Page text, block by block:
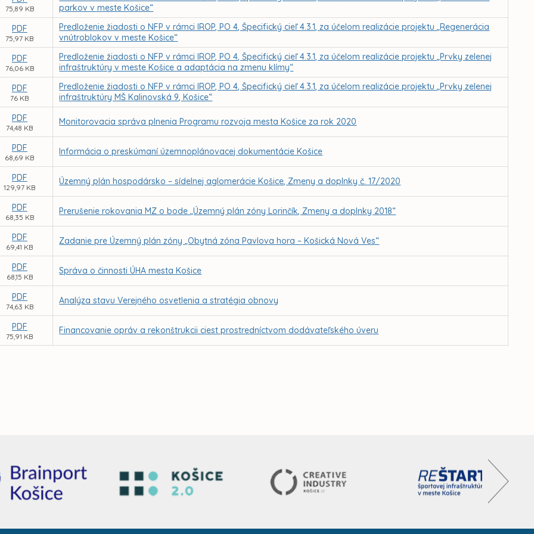
75,89 KB
parkov v meste Košice“
PDF
75,97 KB
Predloženie žiadosti o NFP v rámci IROP, PO 4, Špecifický cieľ 4.3.1, za účelom realizácie projektu „Regenerácia
vnútroblokov v meste Košice“
PDF
76,06 KB
Predloženie žiadosti o NFP v rámci IROP, PO 4, Špecifický cieľ 4.3.1, za účelom realizácie projektu „Prvky zelenej
infraštruktúry v meste Košice a adaptácia na zmenu klímy“
PDF
76 KB
Predloženie žiadosti o NFP v rámci IROP, PO 4, Špecifický cieľ 4.3.1, za účelom realizácie projektu „Prvky zelenej
infraštruktúry MŠ Kalinovská 9, Košice“
PDF
74,48 KB
Monitorovacia správa plnenia Programu rozvoja mesta Košice za rok 2020
PDF
68,69 KB
Informácia o preskúmaní územnoplánovacej dokumentácie Košice
PDF
129,97 KB
Územný plán hospodársko – sídelnej aglomerácie Košice, Zmeny a doplnky č. 17/2020
PDF
68,35 KB
Prerušenie rokovania MZ o bode „Územný plán zóny Lorinčík, Zmeny a doplnky 2018“
PDF
69,41 KB
Zadanie pre Územný plán zóny „Obytná zóna Pavlova hora – Košická Nová Ves“
PDF
68,15 KB
Správa o činnosti ÚHA mesta Košice
PDF
74,63 KB
Analýza stavu Verejného osvetlenia a stratégia obnovy
PDF
75,91 KB
Financovanie opráv a rekonštrukcii ciest prostredníctvom dodávateľského úveru